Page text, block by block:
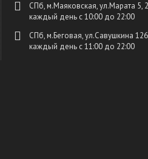
СПб, м.Маяковская, ул.Марата 5,
каждый день c 10:00 до 22:00
СПб, м.Беговая, ул.Савушкина
каждый день c 11:00 до 22:00